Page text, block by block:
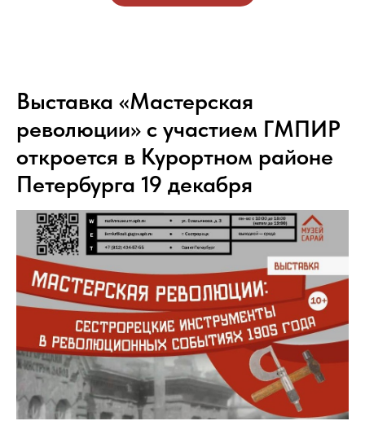
Выставка «Мастерская
революции» с участием ГМПИР
откроется в Курортном районе
Петербурга 19 декабря